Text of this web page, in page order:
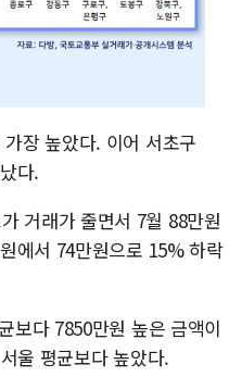
장 높았다. 이어 서초구
다.
거래가 줄면서 7월 88만원
에서 74만원으로 15% 하락
보다 7850만원 높은 금액이
울 평균보다 높았다.